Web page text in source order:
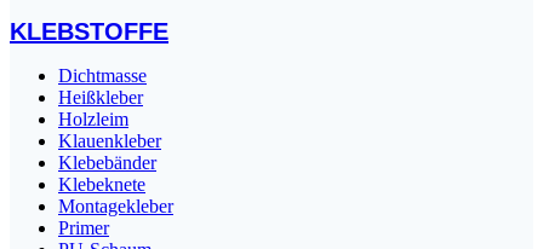
KLEBSTOFFE
Dichtmasse
Heißkleber
Holzleim
Klauenkleber
Klebebänder
Klebeknete
Montagekleber
Primer